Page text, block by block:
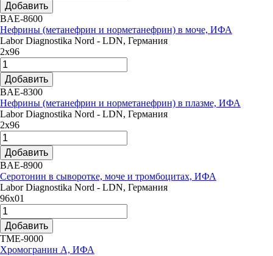
Добавить
BAE-8600
Нефрины (метанефрин и норметанефрин) в моче, ИФА
Labor Diagnostika Nord - LDN, Германия
2х96
Добавить
BAE-8300
Нефрины (метанефрин и норметанефрин) в плазме, ИФА
Labor Diagnostika Nord - LDN, Германия
2х96
Добавить
BAE-8900
Серотонин в сыворотке, моче и тромбоцитах, ИФА
Labor Diagnostika Nord - LDN, Германия
96х01
Добавить
TME-9000
Хромогранин А, ИФА